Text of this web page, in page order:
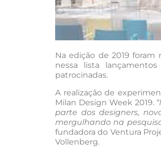
Na edição de 2019
nessa lista
patrocinadas.
A realização de
Milan Design Week 2019.
parte dos designers,
mergulhando na
fundadora do Ventura
Vollenberg.